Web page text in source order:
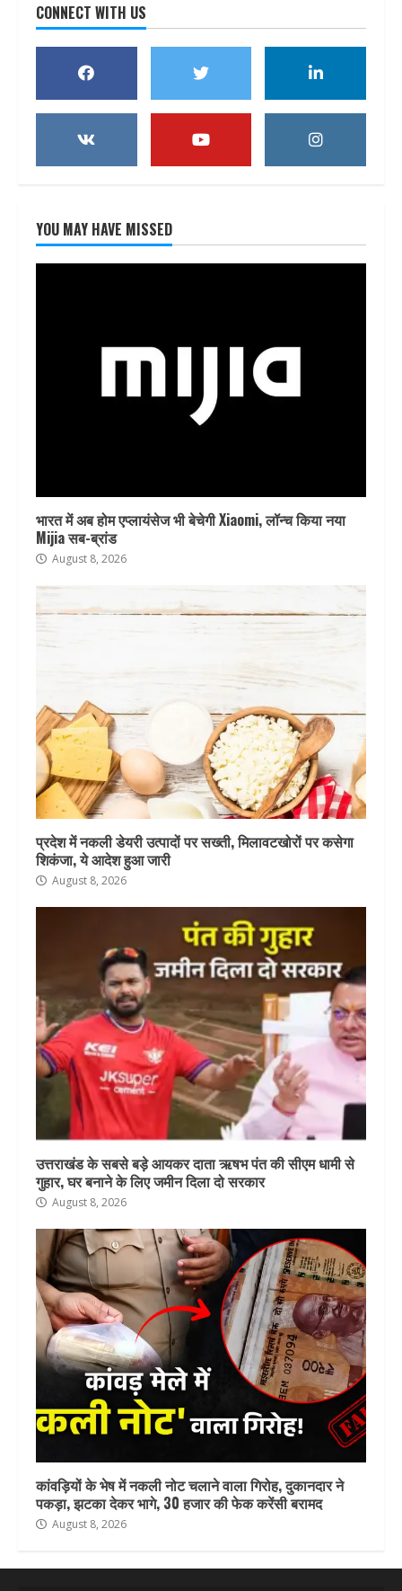
CONNECT WITH US
YOU MAY HAVE MISSED
भारत में अब होम एप्लायंसेज भी बेचेगी Xiaomi, लॉन्च किया नया
Mijia सब-ब्रांड
August 8, 2026
प्रदेश में नकली डेयरी उत्पादों पर सख्ती, मिलावटखोरों पर कसेगा
शिकंजा, ये आदेश हुआ जारी
August 8, 2026
उत्तराखंड के सबसे बड़े आयकर दाता ऋषभ पंत की सीएम धामी से
गुहार, घर बनाने के लिए जमीन दिला दो सरकार
August 8, 2026
कांवड़ियों के भेष में नकली नोट चलाने वाला गिरोह, दुकानदार ने
पकड़ा, झटका देकर भागे, 30 हजार की फेक करेंसी बरामद
August 8, 2026